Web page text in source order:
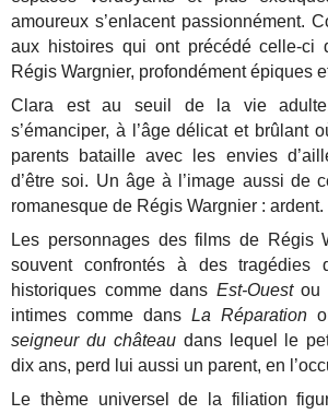
amoureux s’enlacent passionnément.
aux histoires qui ont précédé celle-ci
Régis Wargnier, profondément épiques
Clara est au seuil de la vie
s’émanciper, à l’âge délicat et brûlant
parents bataille avec les envies
d’être soi. Un âge à l’image aussi de
romanesque de Régis Wargnier : ardent.
Les personnages des films de Régis
souvent confrontés à des tragédies
historiques comme dans Est-Ouestou
intimes comme dansLa Réparation
seigneur du châteaudans lequel le
dix ans, perd lui aussi un parent, en
Le thème universel de la filiation